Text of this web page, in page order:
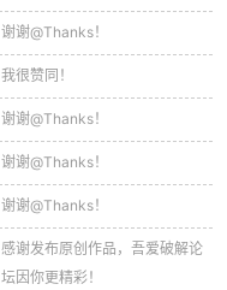
谢谢@Thanks！
我很赞同！
谢谢@Thanks！
谢谢@Thanks！
谢谢@Thanks！
感谢发布原创作品，吾爱破解论
坛因你更精彩！